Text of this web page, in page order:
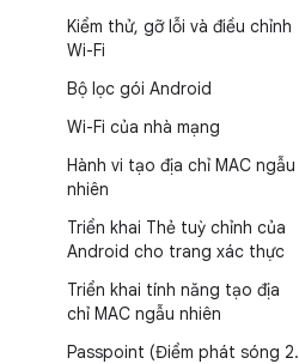
Kiểm thử, gỡ lỗi và điều chỉnh
Wi-Fi
Bộ lọc gói Android
Wi-Fi của nhà mạng
Hành vi tạo địa chỉ MAC ngẫu
nhiên
Triển khai Thẻ tuỳ chỉnh của
Android cho trang xác thực
Triển khai tính năng tạo địa
chỉ MAC ngẫu nhiên
Passpoint (Điểm phát sóng 2.